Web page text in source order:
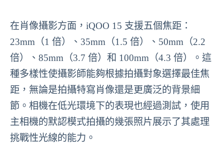
在肖像攝影方面，iQOO 15 支援五個焦距：
23mm（1 倍）、35mm（1.5 倍）、50mm（2.2
倍）、85mm（3.7 倍）和 100mm（4.3 倍）。這
種多樣性使攝影師能夠根據拍攝對象選擇最佳焦
距，無論是拍攝特寫肖像還是更廣泛的背景細
節。相機在低光環境下的表現也經過測試，使用
主相機的默認模式拍攝的幾張照片展示了其處理
挑戰性光線的能力。